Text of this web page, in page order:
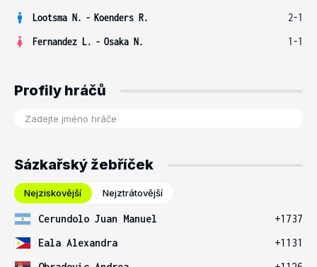
Lootsma N. - Koenders R.
2-1
Fernandez L. - Osaka N. 1-1
Profily hráčů
Sázkařský žebříček
Nejziskovější Nejztrátovější
Cerundolo Juan Manuel
+1737
Eala Alexandra
+1131